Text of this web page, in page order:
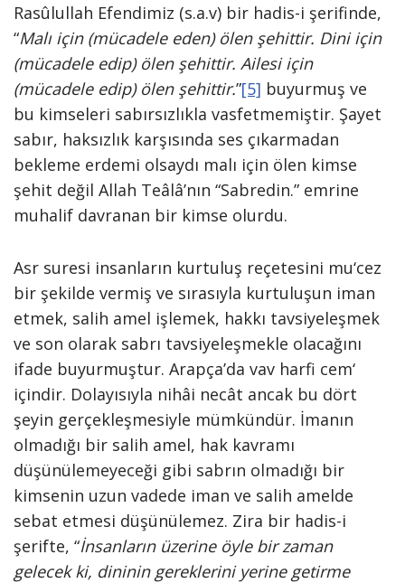
Rasûlullah Efendimiz (s.a.v) bir hadis-i şerifinde,
“Malı için (mücadele eden) ölen şehittir. Dini için
(mücadele edip) ölen şehittir. Ailesi için
(mücadele edip) ölen şehittir.”[5] buyurmuş ve
bu kimseleri sabırsızlıkla vasfetmemiştir. Şayet
sabır, haksızlık karşısında ses çıkarmadan
bekleme erdemi olsaydı malı için ölen kimse
şehit değil Allah Teâlâ’nın “Sabredin.” emrine
muhalif davranan bir kimse olurdu.
Asr suresi insanların kurtuluş reçetesini mu‘cez
bir şekilde vermiş ve sırasıyla kurtuluşun iman
etmek, salih amel işlemek, hakkı tavsiyeleşmek
ve son olarak sabrı tavsiyeleşmekle olacağını
ifade buyurmuştur. Arapça’da vav harfi cem‘
içindir. Dolayısıyla nihâi necât ancak bu dört
şeyin gerçekleşmesiyle mümkündür. İmanın
olmadığı bir salih amel, hak kavramı
düşünülemeyeceği gibi sabrın olmadığı bir
kimsenin uzun vadede iman ve salih amelde
sebat etmesi düşünülemez. Zira bir hadis-i
şerifte, “İnsanların üzerine öyle bir zaman
gelecek ki, dininin gereklerini yerine getirme